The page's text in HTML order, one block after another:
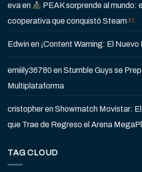
evaen
PEAK sorprende al mundo:
cooperativa que conquistó Steam
Edwinen ¡Content Warning: El
emiiily36780enStumble Guys se
Multiplataforma
cristopherenShowmatch Movistar:
que Trae de Regreso el Arena
TAG CLOUD